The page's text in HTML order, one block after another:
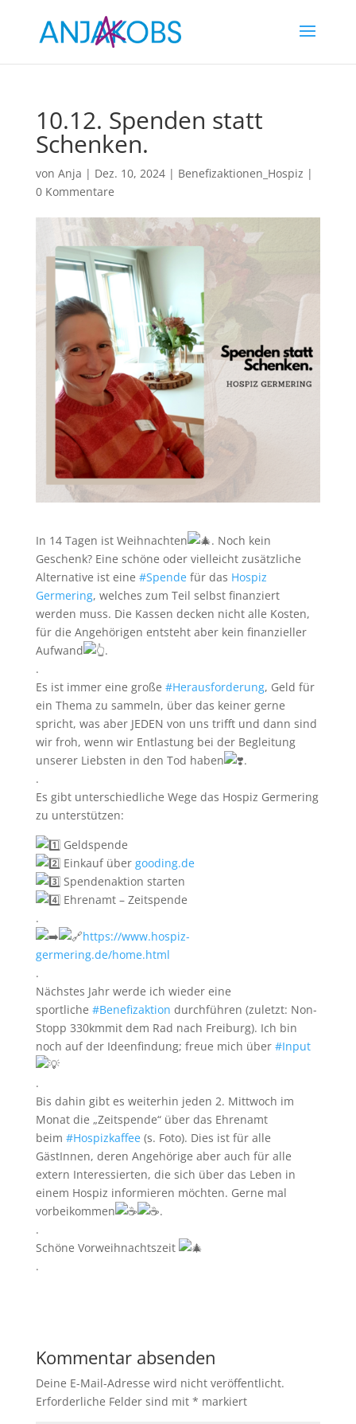
10.12. Spenden statt
Schenken.
von Anja | Dez. 10, 2024| Benefizaktionen_Hospiz |
0 Kommentare
In 14 Tagen ist Weihnachten
. Noch kein
Geschenk? Eine schöne oder vielleicht zusätzliche
Alternative ist eine #Spendefür das Hospiz
Germering, welches zum Teil selbst finanziert
werden muss. Die Kassen decken nicht alle Kosten,
für die Angehörigen entsteht aber kein finanzieller
Aufwand
.
.
Es ist immer eine große #Herausforderung, Geld für
ein Thema zu sammeln, über das keiner gerne
spricht, was aber JEDEN von uns trifft und dann sind
wir froh, wenn wir Entlastung bei der Begleitung
unserer Liebsten in den Tod haben
.
.
Es gibt unterschiedliche Wege das Hospiz Germering
zu unterstützen:
Geldspende
Einkauf über gooding.de
Spendenaktion starten
Ehrenamt – Zeitspende
.
https://www.hospiz-
germering.de/home.html
.
Nächstes Jahr werde ich wieder eine
sportliche #Benefizaktion durchführen (zuletzt: Non-
Stopp 330kmmit dem Rad nach Freiburg). Ich bin
noch auf der Ideenfindung; freue mich über #Input
.
Bis dahin gibt es weiterhin jeden 2. Mittwoch im
Monat die „Zeitspende“ über das Ehrenamt
beim #Hospizkaffee(s. Foto). Dies ist für alle
GästInnen, deren Angehörige aber auch für alle
extern Interessierten, die sich über das Leben in
einem Hospiz informieren möchten. Gerne mal
vorbeikommen
.
.
Schöne Vorweihnachtszeit
.
Kommentar absenden
Deine E-Mail-Adresse wird nicht veröffentlicht.
Erforderliche Felder sind mit * markiert